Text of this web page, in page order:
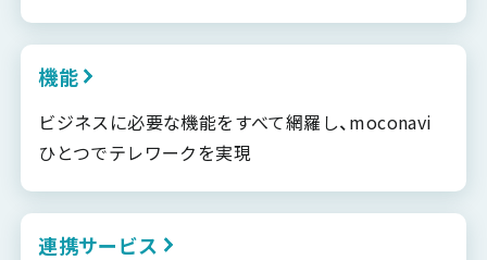
機能
ビジネスに必要な機能をすべて網羅し、moconavi
ひとつでテレワークを実現
連携サービス